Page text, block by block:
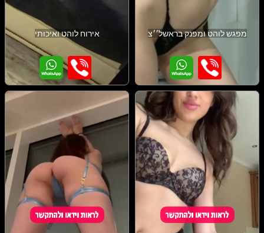
מפגש לוהט ומפנק בראשל׳׳צ אירוח לוהט ואיכותי